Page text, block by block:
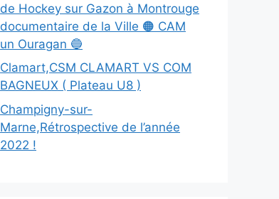
de Hockey sur Gazon à Montrouge
documentaire de la Ville 🟠 CAM
un Ouragan 🔵
Clamart,CSM CLAMART VS COM
BAGNEUX ( Plateau U8 )
Champigny-sur-
Marne,Rétrospective de l’année
2022 !